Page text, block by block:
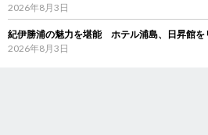
2026年8月3日
紀伊勝浦の魅力を堪能 ホテル浦島、日昇館を
2026年8月3日